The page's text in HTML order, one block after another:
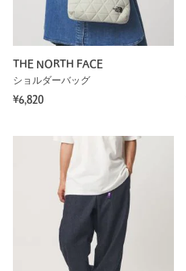
THE NORTH FACE
ショルダーバッグ
¥6,820